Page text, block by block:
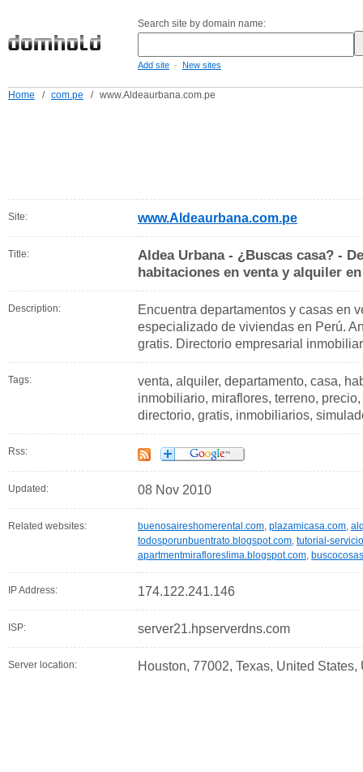
Search site by domain name:
Add site - New sites
Home / com.pe / www.Aldeaurbana.com.pe
Site: www.Aldeaurbana.com.pe
Title:
Aldea Urbana - ¿Buscas casa? -
habitaciones en venta y alquiler
Description:
Encuentra departamentos y casas en
especializado de viviendas en Perú.
gratis. Directorio empresarial
Tags:
venta, alquiler, departamento, casa,
inmobiliario, miraflores, terreno,
directorio, gratis, inmobiliarios,
Rss:
Updated: 08 Nov 2010
Related websites: buenosaireshomerental.com, plazamicasa.com,
todosporunbuentrato.blogspot.com, tutorial-
apartmentmirafloreslima.blogspot.com,
IP Address: 174.122.241.146
ISP: server21.hpserverdns.com
Server location: Houston, 77002, Texas, United States,